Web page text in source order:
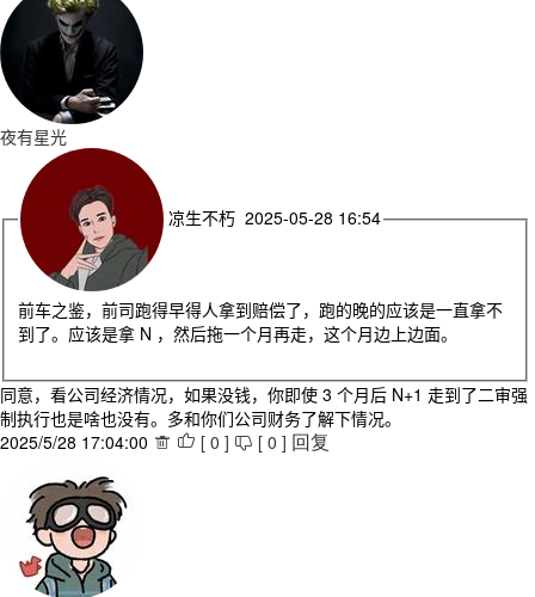
夜有星光
凉生不朽 2025-05-28 16:54
前车之鉴，前司跑得早得人拿到赔偿了，跑的晚的应该是一直拿不
到了。应该是拿 N ，然后拖一个月再走，这个月边上边面。
同意，看公司经济情况，如果没钱，你即使 3 个月后 N+1 走到了二审强
制执行也是啥也没有。多和你们公司财务了解下情况。
2025/5/28 17:04:00   [ 0 ]  [ 0 ] 回复